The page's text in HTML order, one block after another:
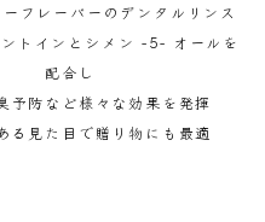
フレーバーのデンタルリンス
トインとシメン -5- オールを
配合し
予防など様々な効果を発揮
る見た目で贈り物にも最適